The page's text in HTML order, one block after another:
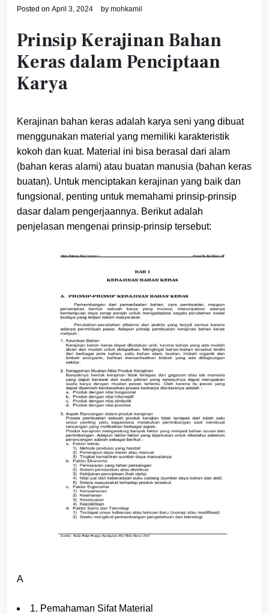
Posted on April 3, 2024 by mohkamil
Prinsip Kerajinan Bahan
Keras dalam Penciptaan
Karya
Kerajinan bahan keras adalah karya seni yang dibuat
menggunakan material yang memiliki karakteristik
kokoh dan kuat. Material ini bisa berasal dari alam
(bahan keras alami) atau buatan manusia (bahan keras
buatan). Untuk menciptakan kerajinan yang baik dan
fungsional, penting untuk memahami prinsip-prinsip
dasar dalam pengerjaannya. Berikut adalah
penjelasan mengenai prinsip-prinsip tersebut:
A
1. Pemahaman Sifat Material